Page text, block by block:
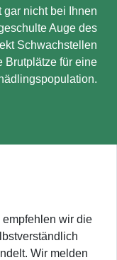
gar nicht bei Ihnen
Auge des
Schwachstellen
Brutplätze für eine
wir die
Wir melden